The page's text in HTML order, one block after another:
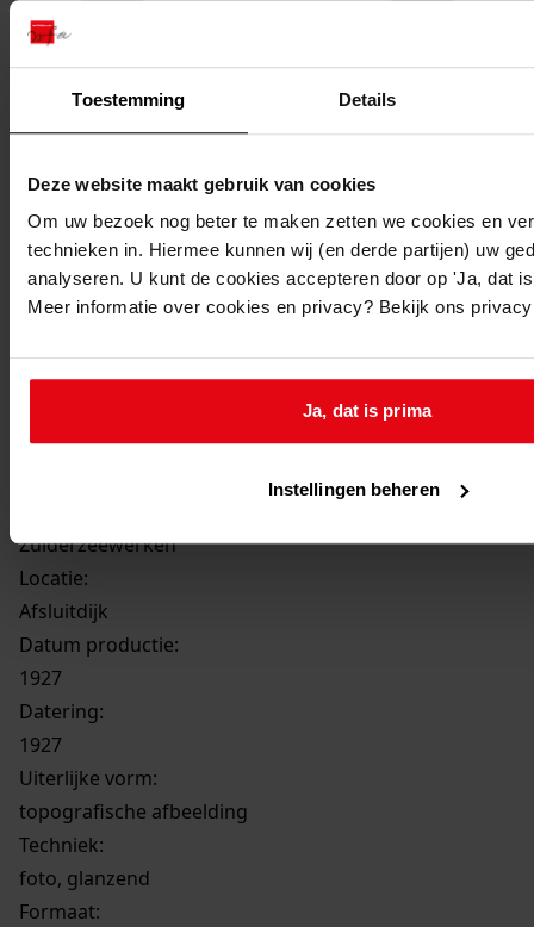
Toestemming Details
Deze website maakt gebruik van cookies
Om uw bezoek nog beter te maken zetten we cookies en
technieken in. Hiermee kunnen wij (en derde partijen) uw
analyseren. U kunt de cookies accepteren door op 'Ja, dat
Meer informatie over cookies en privacy? Bekijk ons
Ja, dat is prima
Instellingen beheren
Printen
18374Zuiderzeewerken : Voltooide proefpolder bij
Datering:
Zuiderzeewerken
Locatie:
Afsluitdijk
Datum productie:
1927
Datering:
1927
Uiterlijke vorm:
topografische afbeelding
Techniek:
foto, glanzend
Formaat: